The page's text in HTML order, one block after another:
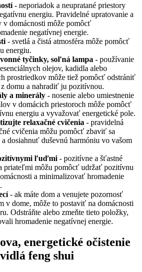
- neporiadok a neupratané priestory
energiu. Pravidelné upratovanie a
v domácnosti môže pomôcť
negatívnej energie.
- svetlá a čistá atmosféra môže pomôcť
energiu.
tyčinky, soľná lampa - používanie
olejov, kadidla alebo
prostriedkov môže tiež pomôcť odstrániť
domu a nahradiť ju pozitívnou.
a minerály - nosenie alebo umiestnenie
v domácich priestoroch môže pomôcť
energiu a vyvažovať energetické pole.
relaxačné cvičenia - pravidelná
cvičenia môžu pomôcť zbaviť sa
dosiahnuť duševnú harmóniu vo vašom
ľuďmi - pozitívne a šťastné
priateľmi môžu pomôcť udržať pozitívnu
a minimalizovať hromadenie
- ak máte dom a venujete pozornosť
v dome, môže to postaviť na domácnosti
Odstráňte alebo zmeňte tieto položky,
hromadenie negatívnej energie.
energetické očistenie
feng shui